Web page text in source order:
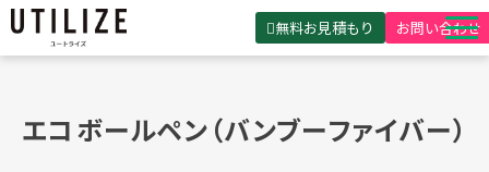
無料お見積もり お問い合わせ
製品・サービス
エコボールペン（バンブーファイバー）